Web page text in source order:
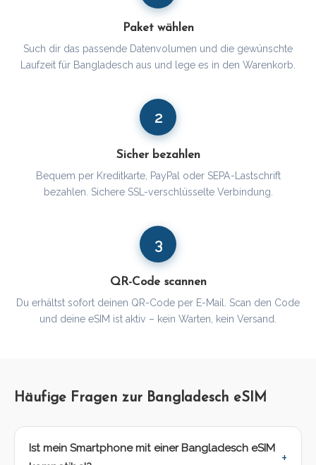
Paket wählen
Such dir das passende Datenvolumen und die gewünschte
Laufzeit für Bangladesch aus und lege es in den Warenkorb.
2
Sicher bezahlen
Bequem per Kreditkarte, PayPal oder SEPA-Lastschrift
bezahlen. Sichere SSL-verschlüsselte Verbindung.
3
QR-Code scannen
Du erhältst sofort deinen QR-Code per E-Mail. Scan den Code
und deine eSIM ist aktiv – kein Warten, kein Versand.
Häufige Fragen zur Bangladesch eSIM
Ist mein Smartphone mit einer Bangladesch eSIM